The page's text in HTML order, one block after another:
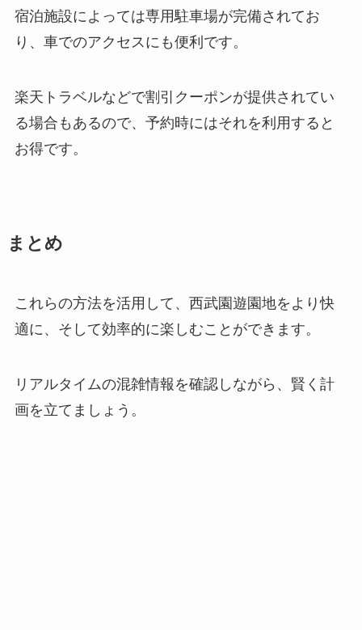
宿泊施設によっては専用駐車場が完備されてお
り、車でのアクセスにも便利です。
楽天トラベルなどで割引クーポンが提供されてい
る場合もあるので、予約時にはそれを利用すると
お得です。
まとめ
これらの方法を活用して、西武園遊園地をより快
適に、そして効率的に楽しむことができます。
リアルタイムの混雑情報を確認しながら、賢く計
画を立てましょう。